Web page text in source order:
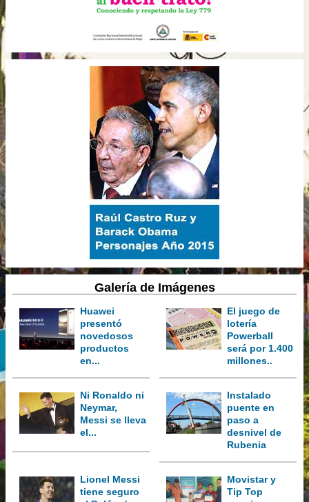
Galería de Imágenes
Huawei
presentó
novedosos
productos
en...
El juego de
lotería
Powerball
será por 1.400
millones..
Ni Ronaldo ni
Neymar,
Messi se lleva
el...
Instalado
puente en
paso a
desnivel de
Rubenia
Lionel Messi
tiene seguro
Movistar y
Tip Top